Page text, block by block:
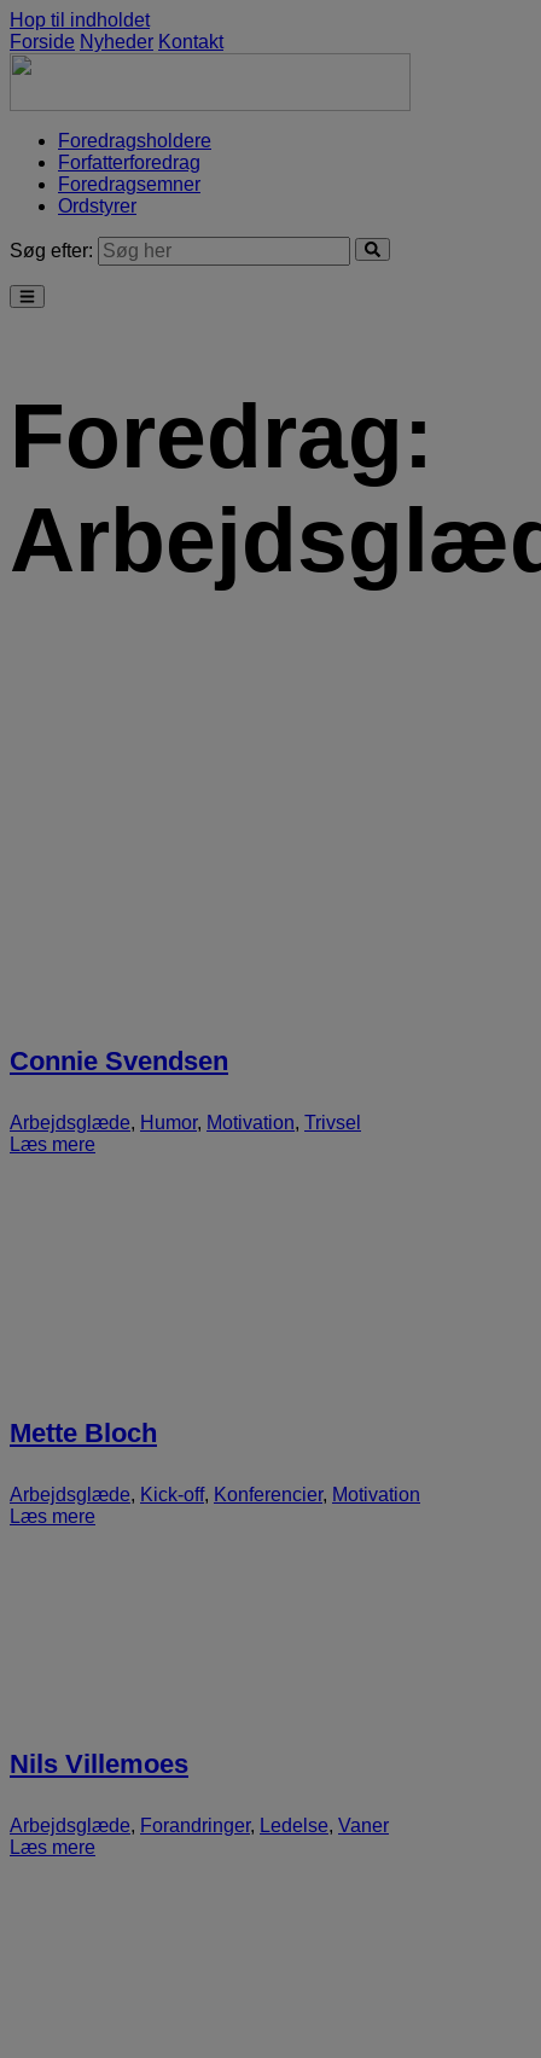
Hop til indholdet
Forside Nyheder Kontakt
Foredragsholdere
Forfatterforedrag
Foredragsemner
Ordstyrer
Søg efter:
Foredrag:
Connie Svendsen
Arbejdsglæde, Humor, Motivation, Trivsel
Læs mere
Mette Bloch
Arbejdsglæde, Kick-off, Konferencier, Motivation
Læs mere
Nils Villemoes
Arbejdsglæde, Forandringer, Ledelse, Vaner
Læs mere